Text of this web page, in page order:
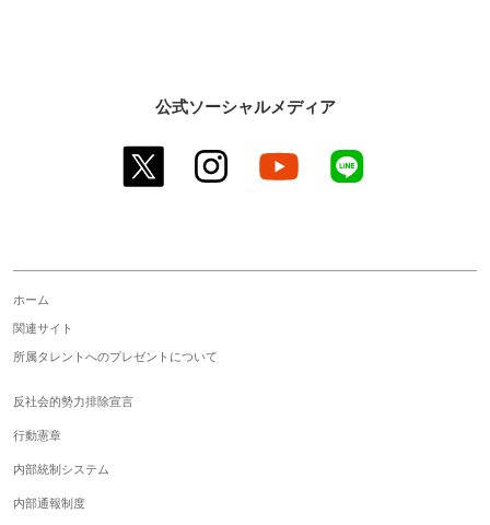
公式ソーシャルメディア
twitter instagram youtube
ホーム
関連サイト
所属タレントへのプレゼントについて
反社会的勢力排除宣言
行動憲章
内部統制システム
内部通報制度